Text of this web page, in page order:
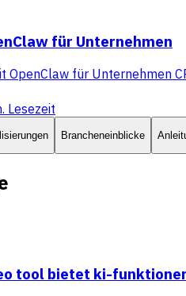
für Unternehmen
OpenClaw für Unternehmen
Lesezeit
Brancheneinblicke
tool bietet ki-